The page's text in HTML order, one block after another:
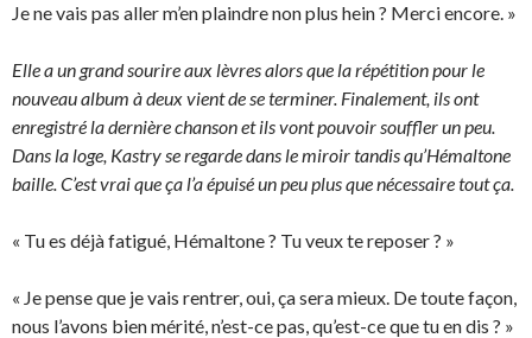
Je ne vais pas aller m’en plaindre non plus hein ? Merci encore. »
Elle a un grand sourire aux lèvres alors que la répétition pour le
nouveau album à deux vient de se terminer. Finalement, ils ont
enregistré la dernière chanson et ils vont pouvoir souffler un peu.
Dans la loge, Kastry se regarde dans le miroir tandis qu’Hémaltone
baille. C’est vrai que ça l’a épuisé un peu plus que nécessaire tout ça.
« Tu es déjà fatigué, Hémaltone ? Tu veux te reposer ? »
« Je pense que je vais rentrer, oui, ça sera mieux. De toute façon,
nous l’avons bien mérité, n’est-ce pas, qu’est-ce que tu en dis ? »